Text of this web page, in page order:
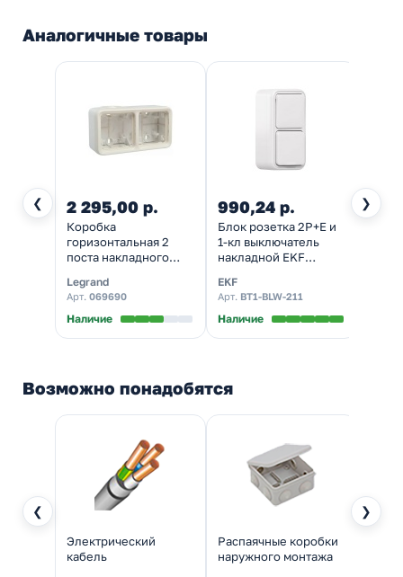
Аналогичные товары
❮ ❯
2 295,00 р.
Коробка
горизонтальная 2
поста накладного
Plexo IP55, белый
Legrand
Арт. 069690
Наличие
990,24 р.
Блок розетка 2P+E и
1-кл выключатель
накладной EKF
клеммы IP55
вертикальный белый
EKF
Арт. BT1-BLW-211
Наличие
1
Возможно понадобятся
❮ ❯
Электрический
кабель
Распаячные коробки
наружного монтажа